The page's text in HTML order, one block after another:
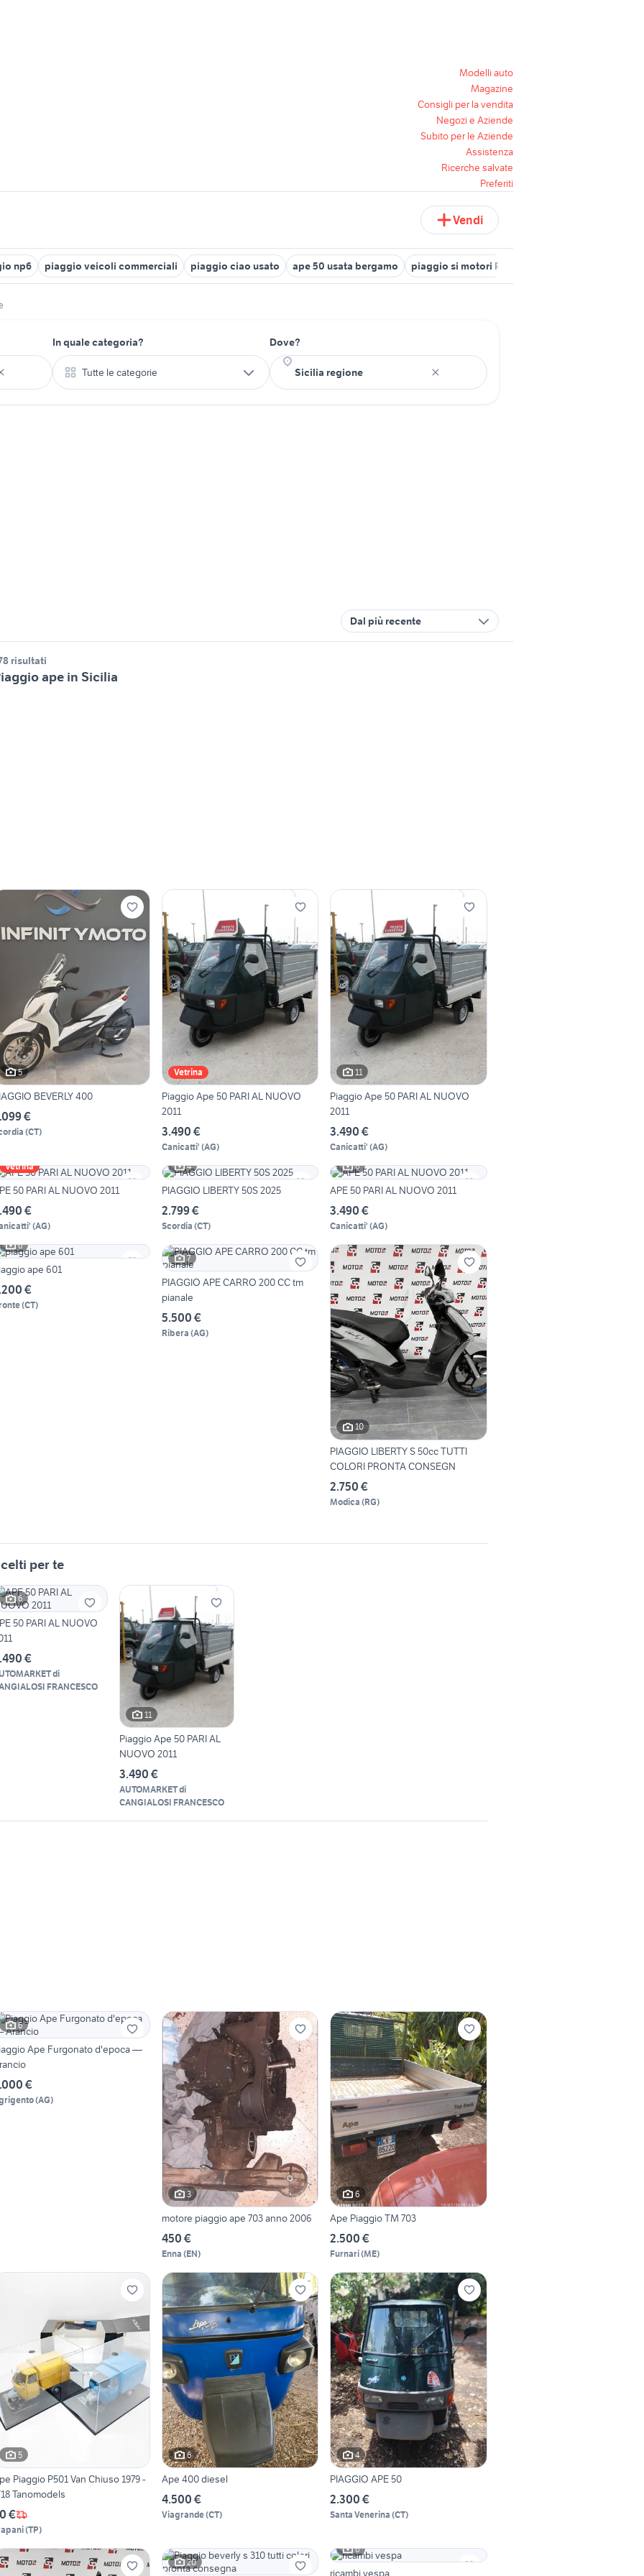
Modelli auto
Magazine
Consigli per la vendita
Negozi e Aziende
Subito per le Aziende
Assistenza
Ricerche salvate
Preferiti
Vendi
np6 piaggio veicoli commerciali piaggio ciao usato ape 50 usata bergamo piaggio si motori Roma provincia
In quale categoria?
Tutte le categorie
Dove?
Dal più recente
risultati
ape in Sicilia
5
BEVERLY 400
€
(CT)
Vetrina
Piaggio Ape 50 PARI AL NUOVO
2011
3.490 €
Canicatti' (AG)
11
Piaggio Ape 50 PARI AL NUOVO
2011
3.490 €
Canicatti' (AG)
Vetrina
50 PARI AL NUOVO 2011
€
(AG)
4
PIAGGIO LIBERTY 50S 2025
2.799 €
Scordia (CT)
6
APE 50 PARI AL NUOVO 2011
3.490 €
Canicatti' (AG)
6
ape 601
€
(CT)
7
PIAGGIO APE CARRO 200 CC tm
pianale
5.500 €
Ribera (AG)
10
PIAGGIO LIBERTY S 50cc TUTTI
COLORI PRONTA CONSEGN
2.750 €
Modica (RG)
per te
6
50 PARI AL NUOVO
€
di
FRANCESCO
11
Piaggio Ape 50 PARI AL
NUOVO 2011
3.490 €
AUTOMARKET di
CANGIALOSI FRANCESCO
6
Ape Furgonato d'epoca —
€
(AG)
3
motore piaggio ape 703 anno 2006
450 €
Enna (EN)
6
Ape Piaggio TM 703
2.500 €
Furnari(ME)
5
Piaggio P501 Van Chiuso 1979 -
Tanomodels
€
(TP)
6
Ape 400 diesel
4.500 €
Viagrande(CT)
4
PIAGGIO APE 50
2.300 €
Santa Venerina (CT)
20
6
ricambi vespa